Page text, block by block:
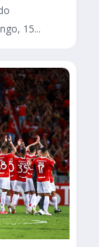
15...